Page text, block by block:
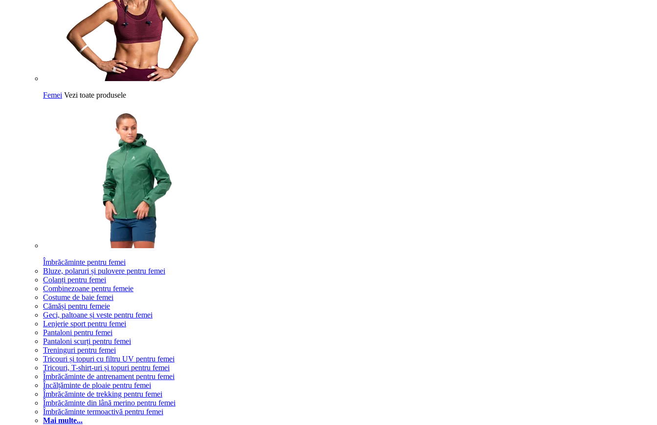
Femei Vezi toate produsele
Îmbrăcăminte pentru femei
Bluze, polaruri și pulovere pentru femei
Colanți pentru femei
Combinezoane pentru femeie
Costume de baie femei
Cămăși pentru femeie
Geci, paltoane și veste pentru femei
Lenjerie sport pentru femei
Pantaloni pentru femei
Pantaloni scurți pentru femei
Treninguri pentru femei
Tricouri și topuri cu filtru UV pentru femei
Tricouri, T-shirt-uri și topuri pentru femei
Îmbrăcăminte de antrenament pentru femei
Încălțăminte de ploaie pentru femei
Îmbrăcăminte de trekking pentru femei
Îmbrăcăminte din lână merino pentru femei
Îmbrăcăminte termoactivă pentru femei
Mai multe...